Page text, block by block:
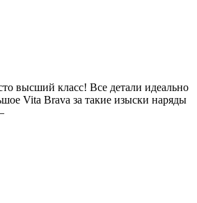
высший класс! Все детали идеально
Vita Brava за такие изыски наряды